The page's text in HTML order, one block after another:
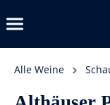
Alle Weine